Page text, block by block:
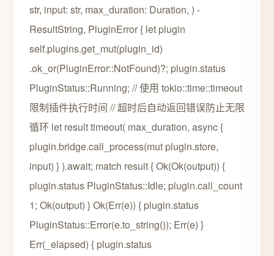
str, input: str, max_duration: Duration, ) -
ResultString, PluginError { let plugin
self.plugins.get_mut(plugin_id)
.ok_or(PluginError::NotFound)?; plugin.status
PluginStatus::Running; // 使用 tokio::time::timeout
限制插件执行时间 // 超时后自动返回错误防止无限
循环 let result timeout( max_duration, async {
plugin.bridge.call_process(mut plugin.store,
input) } ).await; match result { Ok(Ok(output)) {
plugin.status PluginStatus::Idle; plugin.call_count
1; Ok(output) } Ok(Err(e)) { plugin.status
PluginStatus::Error(e.to_string()); Err(e) }
Err(_elapsed) { plugin.status